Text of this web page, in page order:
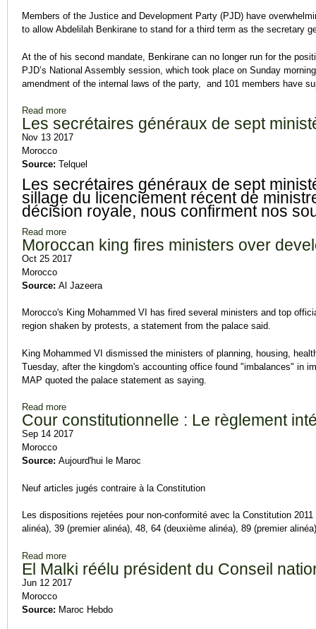
Members of the Justice and Development Party (PJD) have
to allow Abdelilah Benkirane to stand for a third term as the secretary
At the of his second mandate, Benkirane can no longer run for the
PJD’s National Assembly session, which took place on Sunday
amendment of the internal laws of the party, and 101 members have
Read more
Les secrétaires généraux de sept
Nov 13 2017
Morocco
Source: Telquel
Les secrétaires généraux de sept
sillage du licenciement récent de
décision royale, nous confirment nos
Read more
Moroccan king fires ministers over
Oct 25 2017
Morocco
Source: Al Jazeera
Morocco's King Mohammed VI has fired several ministers and top
region shaken by protests, a statement from the palace said.
King Mohammed VI dismissed the ministers of planning, housing,
Tuesday, after the kingdom's accounting office found "imbalances" in
MAP quoted the palace statement as saying.
Read more
Cour constitutionnelle : Le règlement
Sep 14 2017
Morocco
Source: Aujourd'hui le Maroc
Neuf articles jugés contraire à la Constitution
Les dispositions rejetées pour non-conformité avec la Constitution
alinéa), 39 (premier alinéa), 48, 64 (deuxième alinéa), 89 (premier
Read more
El Malki réélu président du Conseil
Jun 12 2017
Morocco
Source: Maroc Hebdo